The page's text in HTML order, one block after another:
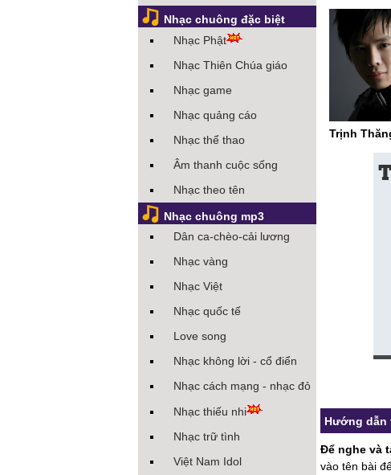
Nhạc chuông đặc biệt
Nhạc Phật
Nhạc Thiên Chúa giáo
Nhạc game
Nhạc quảng cáo
Nhạc thể thao
Âm thanh cuộc sống
Nhạc theo tên
Nhạc chuông mp3
Dân ca-chèo-cải lương
Nhạc vàng
Nhạc Việt
Nhạc quốc tế
Love song
Nhạc không lời - cổ điển
Nhạc cách mạng - nhạc đỏ
Nhạc thiếu nhi
Nhạc trữ tình
Việt Nam Idol
Trịnh
Hướng dẫn
Để nghe và
vào tên bài